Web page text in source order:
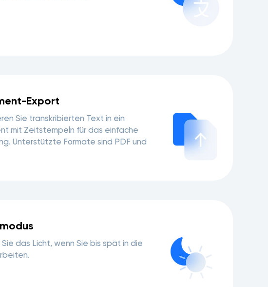
Export
Sie transkribierten Text in ein
mit Zeitstempeln für das einfache
Unterstützte Formate sind PDF und
Sie das Licht, wenn Sie bis spät in die